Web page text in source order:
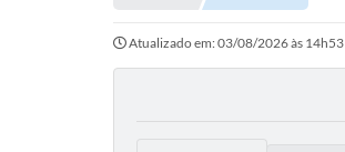
Atualizado em: 03/08/2026 às 14h53